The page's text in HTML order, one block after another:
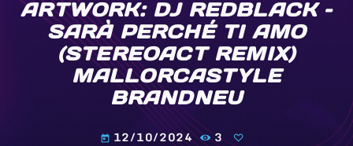
ARTWORK: DJ REDBLACK –
SARÀ PERCHÉ TI AMO
(STEREOACT REMIX)
MALLORCASTYLE
BRANDNEU
today 12/10/2024 3